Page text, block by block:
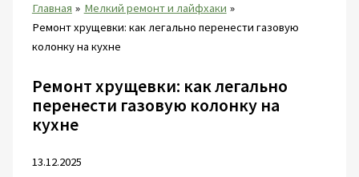
Главная
Мелкий ремонт и лайфхаки
Ремонт хрущевки: как легально перенести газовую
колонку на кухне
Ремонт хрущевки: как легально
перенести газовую колонку на
кухне
13.12.2025